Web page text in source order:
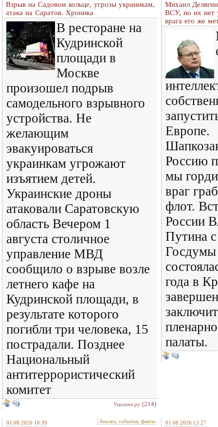
Взрыв на Садовом кольце, угрозы украинкам,
атака на Саратов. Хроника
В ресторане на
Кудринской
площади в
Москве
произошел подрыв
самодельного взрывного
устройства. Не
желающим
эвакуироваться
украинкам угрожают
изъятием детей.
Украинские дроны
атаковали Саратовскую
область Вечером 1
августа столичное
управление МВД
сообщило о взрыве возле
летнего кафе на
Кудринской площади, в
результате которого
погибли три человека, 15
пострадали. Позднее
Национальный
антитеррористический
комитет
Украина.ру (214)
Михаил
ВСУ, но их нет
врага его же
Европе.
Россию
мы
враг
флот.
России
Путина
года в
палаты.
01.08.2026 18:39 Анализ, события, факты 01.08.2026 13:27